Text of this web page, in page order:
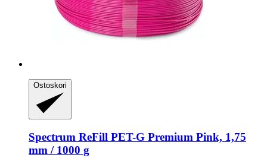
Ostoskori
Spectrum ReFill PET-​G Premium Pink, 1,75
mm / 1000 g